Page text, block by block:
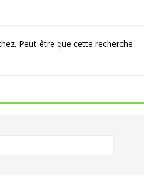
Peut-être que cette recherche